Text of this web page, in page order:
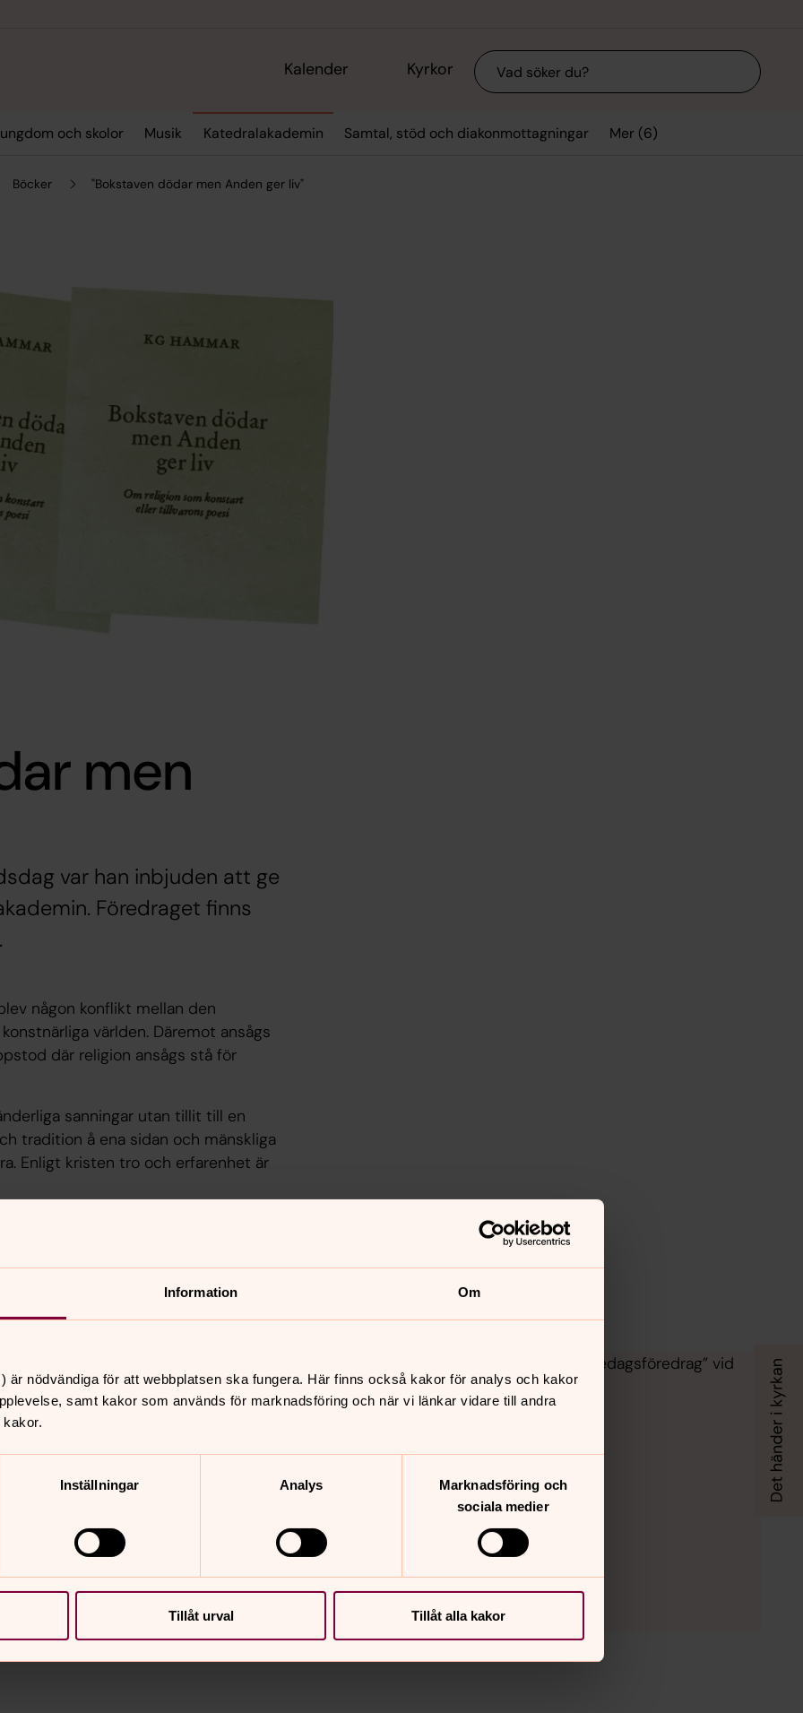
Information Om
är nödvändiga för att webbplatsen ska fungera. Här finns också kakor för analys och kakor
samt kakor som används för marknadsföring och när vi länkar vidare till andra
Inställningar Analys
Marknadsföring och
sociala medier
Tillåt urval Tillåt alla kakor
Kalender Kyrkor Sök
och skolor Musik Katedralakademin Samtal, stöd och diakonmottagningar Mer (6)
Böcker "Bokstaven dödar men Anden ger liv"
men
var han inbjuden att ge
Föredraget finns
någon konflikt mellan den
världen. Däremot ansågs
där religion ansågs stå för
sanningar utan tillit till en
tradition å ena sidan och mänskliga
Enligt kristen tro och erfarenhet är
vänförening.
och Akademibokhandeln på nätet.
var KG Hammar, ärkebiskop emeritus i Svenska kyrkan, inbjuden att ge ett ”födelsedagsföredrag” vid
Det föredraget kan du ta del av här.